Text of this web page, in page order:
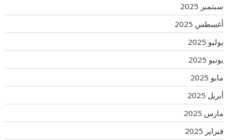
سبتمبر 2025
أغسطس 2025
يوليو 2025
يونيو 2025
مايو 2025
أبريل 2025
مارس 2025
فبراير 2025